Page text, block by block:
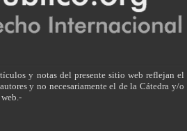
y notas del presente sitio web reflejan el
y no necesariamente el de la Cátedra y/o